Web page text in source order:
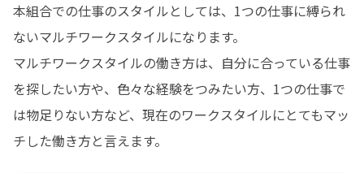
本組合での仕事のスタイルとしては、1つの仕事に縛られ
ないマルチワークスタイルになります。
マルチワークスタイルの働き方は、自分に合っている仕事
を探したい方や、色々な経験をつみたい方、1つの仕事で
は物足りない方など、現在のワークスタイルにとてもマッ
チした働き方と言えます。